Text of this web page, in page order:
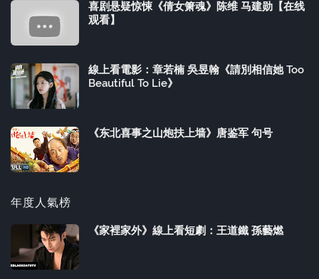
喜剧悬疑惊悚《倩女箫魂》陈维 马建勋【在线
观看】
線上看電影：章若楠 吳昱翰《請別相信她 Too
Beautiful To Lie》
《东北喜事之山炮扶上墙》唐鉴军 句号
年度人氣榜
《家裡家外》線上看短劇：王道鐵 孫藝燃